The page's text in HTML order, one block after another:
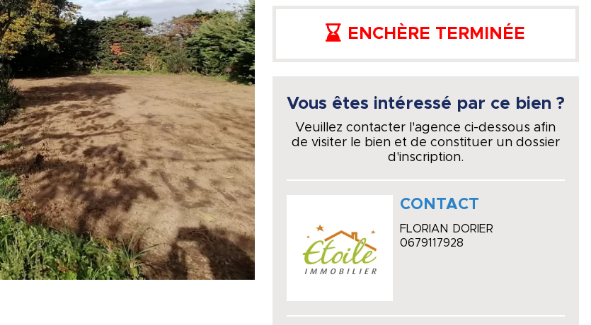
ENCHÈRE TERMINÉE
Vous êtes intéressé par ce bien ?
Veuillez contacter l'agence ci-dessous afin
de visiter le bien et de constituer un dossier
d'inscription.
CONTACT
FLORIAN DORIER
0679117928